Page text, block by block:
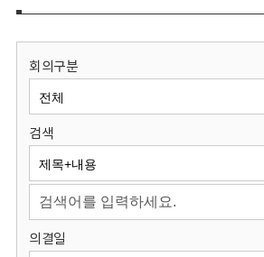
보
원
회
회의구분
검색
의결일